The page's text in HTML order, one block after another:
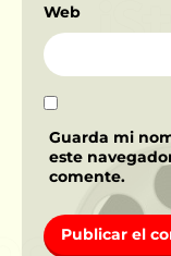
Web
Guarda mi
este
comente.